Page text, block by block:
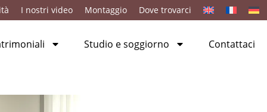
I nostri video Montaggio Dove trovarci
Studio e soggiorno Contattaci